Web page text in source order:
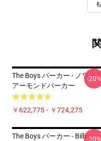
The Boys パーカー - ノワー
アーモンドパーカー
￥622,775 - ￥724,275
-20%
The Boys パーカー - Billy-20%